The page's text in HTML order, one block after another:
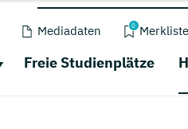
Mediadaten 0 Merkliste
Freie Studienplätze